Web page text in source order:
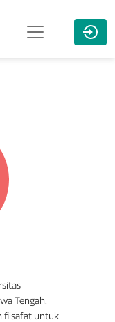
Tengah.
filsafat untuk